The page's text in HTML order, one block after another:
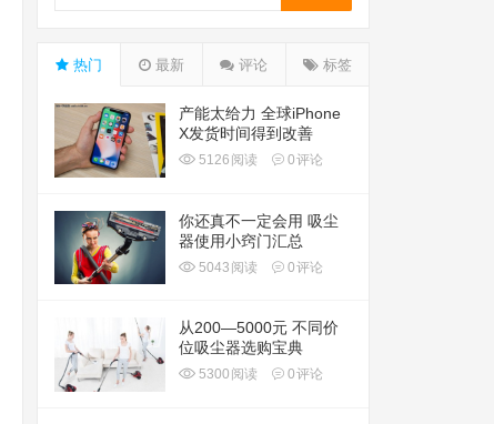
热门 最新 评论 标签
产能太给力 全球iPhone
X发货时间得到改善
5126 阅读 0评论
你还真不一定会用 吸尘
器使用小窍门汇总
5043 阅读 0评论
从200—5000元 不同价
位吸尘器选购宝典
5300 阅读 0评论